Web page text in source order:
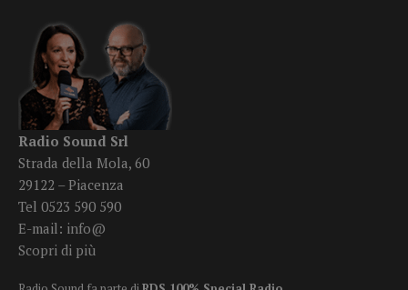
Radio Sound Srl
Strada della Mola, 60
29122 – Piacenza
Tel 0523 590 590
E-mail: info@
Scopri di più